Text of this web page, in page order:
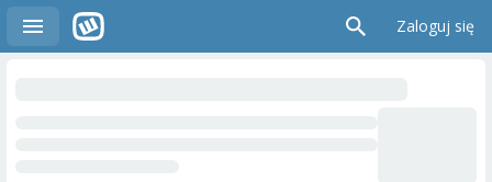
Zaloguj się